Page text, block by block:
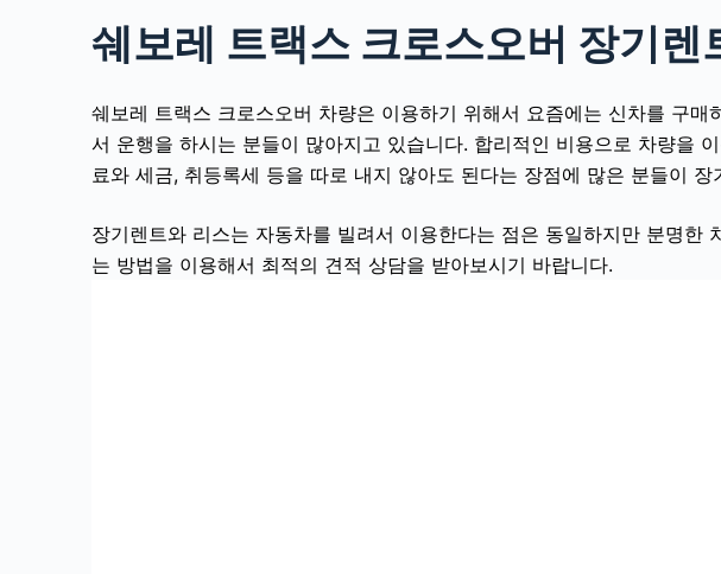
쉐보레 트랙스 크로스오버 장기렌
쉐보레 트랙스 크로스오버 차량은 이용하기 위해서 요즘에는 신차를 구매
서 운행을 하시는 분들이 많아지고 있습니다. 합리적인 비용으로 차량을
료와 세금, 취등록세 등을 따로 내지 않아도 된다는 장점에 많은 분들이 장
장기렌트와 리스는 자동차를 빌려서 이용한다는 점은 동일하지만 분명한
는 방법을 이용해서 최적의 견적 상담을 받아보시기 바랍니다.